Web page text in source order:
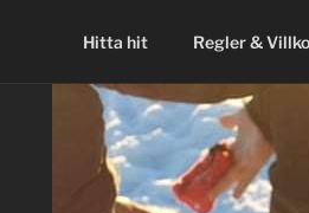
Hitta hit Regler &